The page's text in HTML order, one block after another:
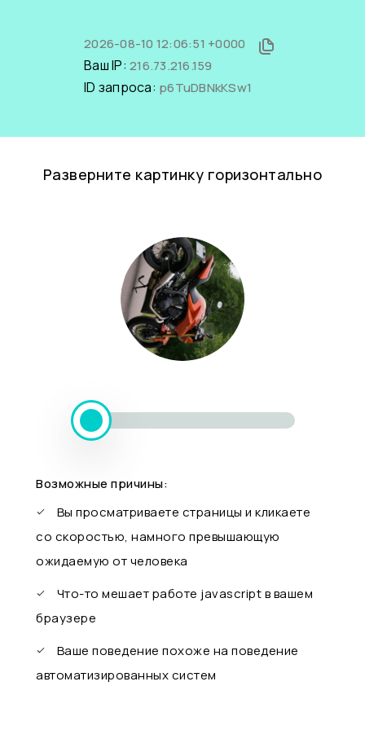
2026-08-10 12:06:51 +0000
Ваш IP: 216.73.216.159
ID запроса: p6TuDBNkKSw1
Разверните картинку горизонтально
Возможные причины:
Вы просматриваете страницы и кликаете
со скоростью, намного превышающую
ожидаемую от человека
Что-то мешает работе javascript в вашем
браузере
Ваше поведение похоже на поведение
автоматизированных систем